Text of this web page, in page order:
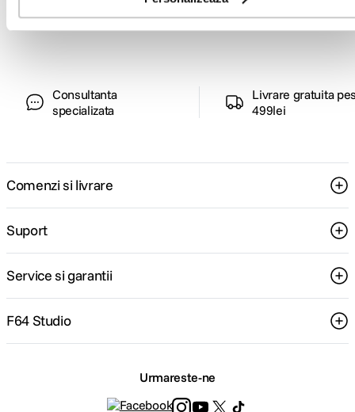
ghiduri foto-video si oferte pregatite special
pentru tine.
Consultanta
specializata
Livrare gratuita
499lei
Comenzi si livrare
Suport
Service si garantii
F64 Studio
Urmareste-ne